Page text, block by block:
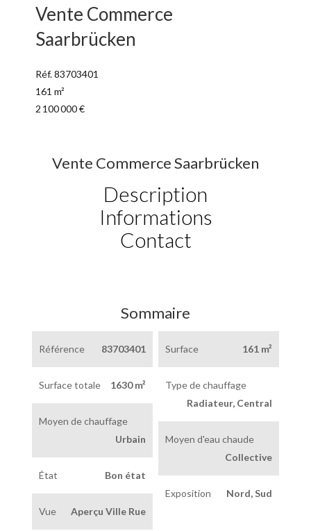
Vente Commerce
Saarbrücken
Réf. 83703401
161 m²
2 100 000 €
Vente Commerce Saarbrücken
Description
Informations
Contact
Sommaire
Référence 83703401 Surface 161 m²
Surface totale 1630 m²
Type de chauffage
Radiateur, Central
Moyen de chauffage
Urbain
Moyen d'eau chaude
Collective
État
Bon état
Exposition
Nord, Sud
Vue
Aperçu Ville Rue